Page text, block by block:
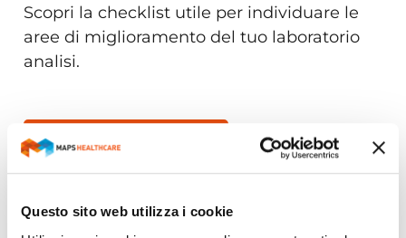
Questo sito web utilizza i cookie
Scopri la checklist utile per individuare le
aree di miglioramento del tuo laboratorio
analisi.
Tutti i contenuti
News